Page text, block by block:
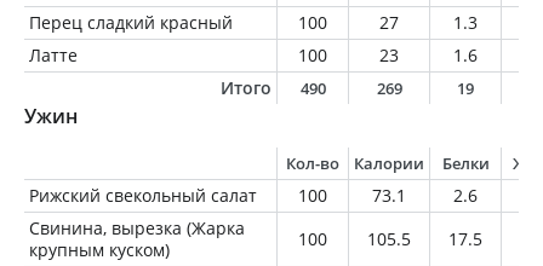
Перец сладкий красный
100 27 1.3
Латте
100 23 1.6
Итого
490 269 19
Ужин
Кол-во Калории Белки
Рижский свекольный салат 100 73.1 2.6
Свинина, вырезка (Жарка
крупным куском)
100 105.5 17.5